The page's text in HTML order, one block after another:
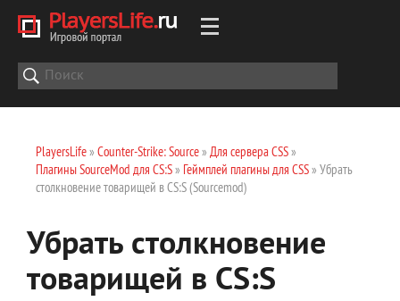
PlayersLife» Counter-Strike: Source» Для сервера CSS»
Плагины SourceMod для CS:S» Геймплей плагины для CSS» Убрать
столкновение товарищей в CS:S (Sourcemod)
Убрать столкновение
товарищей в CS:S